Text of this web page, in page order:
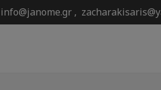
info@janome.gr ,